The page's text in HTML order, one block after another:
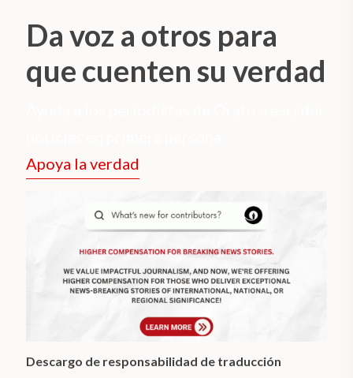
Da voz a otros para
que cuenten su verdad
Apoya la verdad
Descargo de responsabilidad de traducción